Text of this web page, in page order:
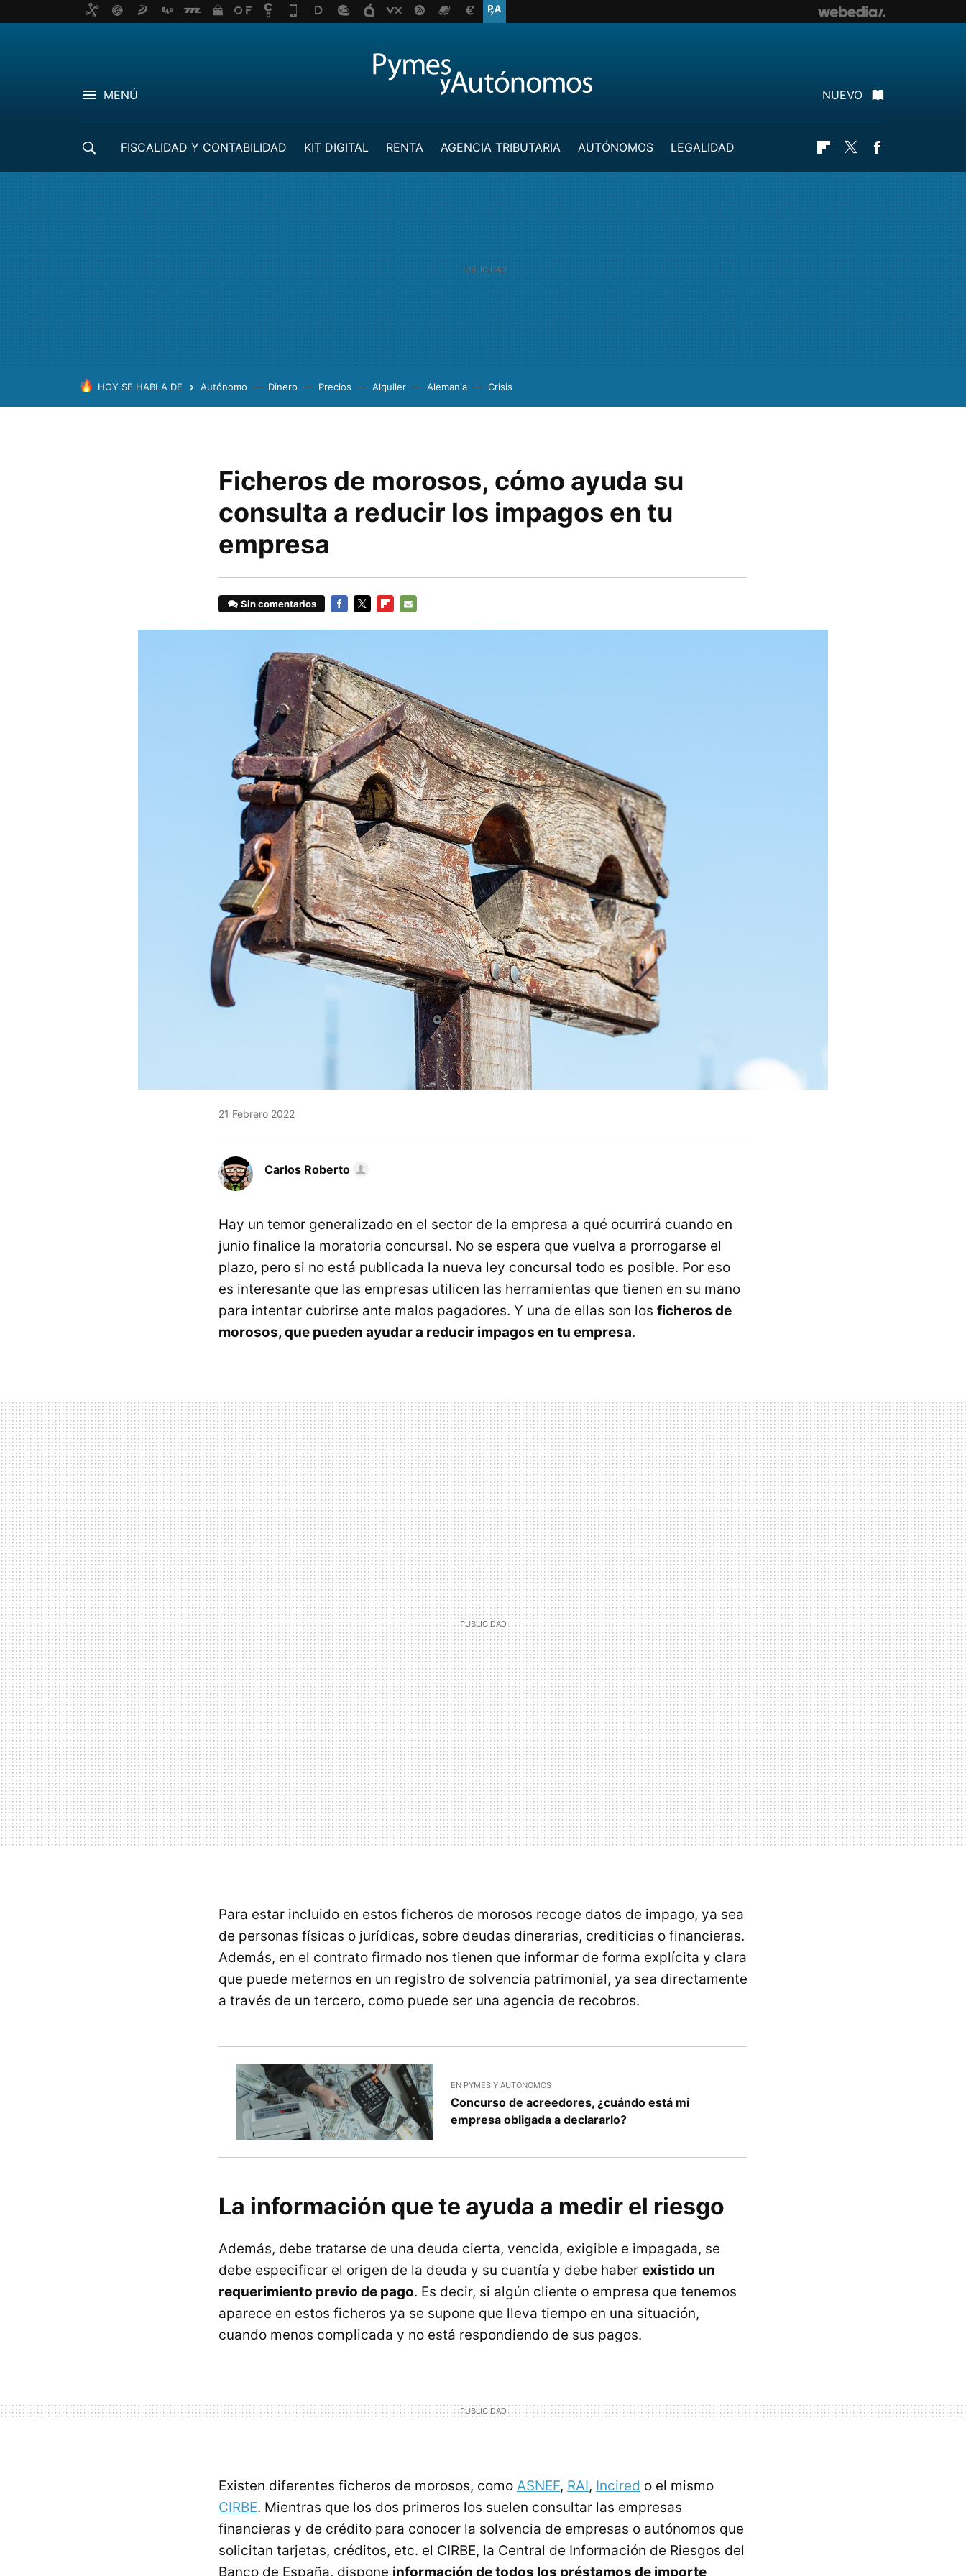
MENÚ NUEVO
FISCALIDAD Y CONTABILIDAD KIT DIGITAL RENTA AGENCIA TRIBUTARIA AUTÓNOMOS
LEGALIDAD
Flipboard
Twitter
HOY SE HABLA DE Autónomo Dinero Precios Alquiler Alemania Crisis
Ficheros de morosos, cómo ayuda su
consulta a reducir los impagos en tu
empresa
Sin comentarios
21 Febrero 2022
Carlos Roberto
Hay un temor generalizado en el sector de la empresa a qué ocurrirá cuando en
junio finalice la moratoria concursal. No se espera que vuelva a prorrogarse el
plazo, pero si no está publicada la nueva ley concursal todo es posible. Por eso
es interesante que las empresas utilicen las herramientas que tienen en su mano
para intentar cubrirse ante malos pagadores. Y una de ellas son los ficheros de
morosos, que pueden ayudar a reducir impagos en tu empresa.
Para estar incluido en estos ficheros de morosos recoge datos de impago, ya sea
de personas físicas o jurídicas, sobre deudas dinerarias, crediticias o financieras.
Además, en el contrato firmado nos tienen que informar de forma explícita y clara
que puede meternos en un registro de solvencia patrimonial, ya sea directamente
a través de un tercero, como puede ser una agencia de recobros.
EN PYMES Y AUTONOMOS
Concurso de acreedores, ¿cuándo está mi
empresa obligada a declararlo?
La información que te ayuda a medir el riesgo
Además, debe tratarse de una deuda cierta, vencida, exigible e impagada, se
debe especificar el origen de la deuda y su cuantía y debe haber existido un
requerimiento previo de pago. Es decir, si algún cliente o empresa que tenemos
aparece en estos ficheros ya se supone que lleva tiempo en una situación,
cuando menos complicada y no está respondiendo de sus pagos.
Existen diferentes ficheros de morosos, como ASNEF, RAI, Incired o el mismo
CIRBE. Mientras que los dos primeros los suelen consultar las empresas
financieras y de crédito para conocer la solvencia de empresas o autónomos que
solicitan tarjetas, créditos, etc. el CIRBE, la Central de Información de Riesgos del
Banco de España, dispone información de todos los préstamos de importe